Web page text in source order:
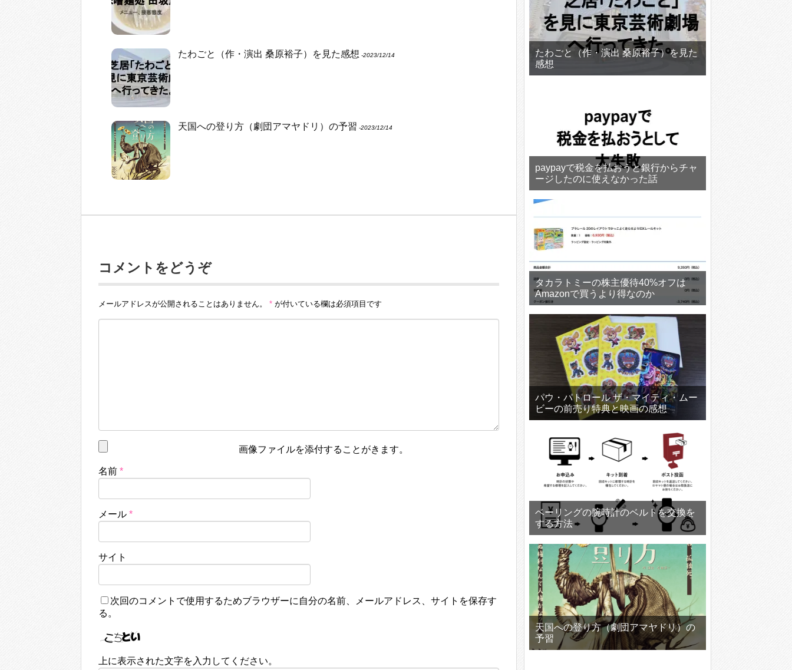
たわごと（作・演出 桑原裕子）を見た感想 ‐2023/12/14
天国への登り方（劇団アマヤドリ）の予習 ‐2023/12/14
コメントをどうぞ
メールアドレスが公開されることはありません。 * が付いている欄は必須項目です
画像ファイルを添付することがきます。
名前 *
メール *
サイト
次回のコメントで使用するためブラウザーに自分の名前、メールアドレス、サイトを保存す
る。
上に表示された文字を入力してください。
たわごと（作・演出 桑原裕子）を見た
感想
paypayで税金を払おうと銀行からチャ
ージしたのに使えなかった話
タカラトミーの株主優待40%オフは
Amazonで買うより得なのか
パウ・パトロール ザ・マイティ・ムー
ビーの前売り特典と映画の感想
ベーリングの腕時計のベルトを交換を
する方法
天国への登り方（劇団アマヤドリ）の
予習